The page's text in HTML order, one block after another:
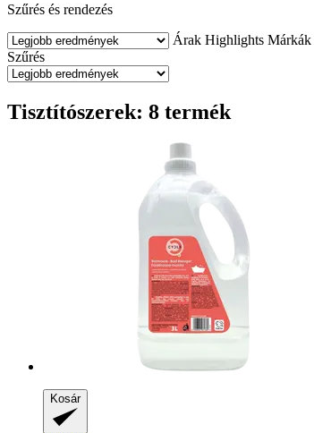
Szűrés és rendezés
Árak Highlights Márkák
Szűrés
Tisztítószerek: 8 termék
Kosár